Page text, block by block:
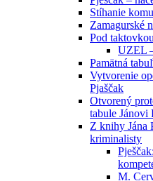
Stíhanie
Zamagurské
Pod
UZEL
Pamätná
Vytvorenie
Pjaščak
Otvorený
tabule Jánovi
Z knihy Jána
kriminalisty
M.